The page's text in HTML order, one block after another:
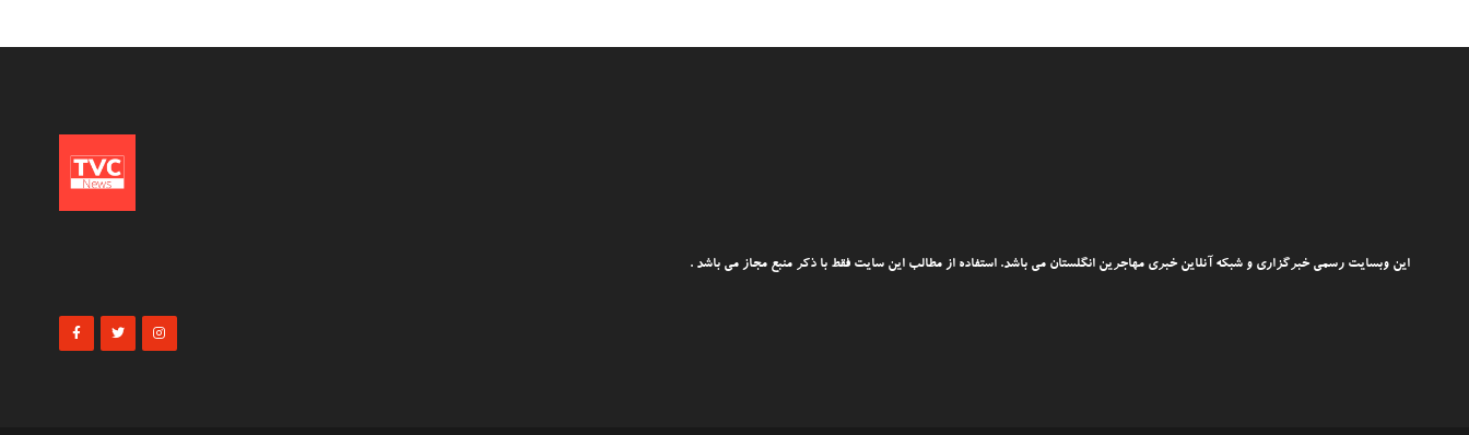
این وبسایت رسمی خبرگزاری و شبکه آنلاین خبری مهاجرین انگلستان می باشد. استفاده از مطالب این سایت فقط با ذکر منبع مجاز می باشد .